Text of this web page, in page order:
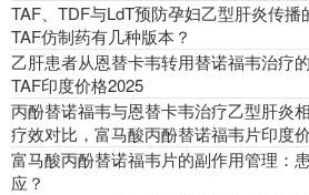
TAF、TDF与LdT预防孕妇乙型肝炎传播
TAF仿制药有几种版本？
乙肝患者从恩替卡韦转用替诺福韦治疗
TAF印度价格2025
丙酚替诺福韦与恩替卡韦治疗乙型肝炎
疗效对比，富马酸丙酚替诺福韦片印度
富马酸丙酚替诺福韦片的副作用管理：
应？